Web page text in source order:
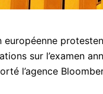
européenne
sur l’examen
l’agence